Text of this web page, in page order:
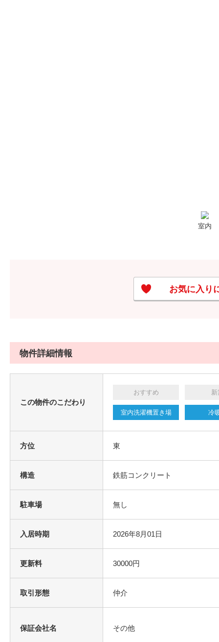
室内
お気に入り
物件詳細情報
この物件のこだわり
おすすめ 新
室内洗濯機置き場 冷
方位 東
構造 鉄筋コンクリート
駐車場 無し
入居時期 2026年8月01日
更新料 30000円
取引形態 仲介
保証会社名 その他